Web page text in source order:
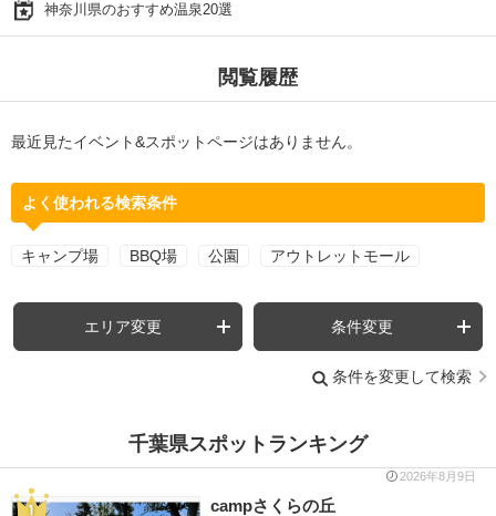
神奈川県のおすすめ温泉20選
閲覧履歴
最近見たイベント&スポットページはありません。
よく使われる検索条件
キャンプ場 BBQ場 公園 アウトレットモール
エリア変更 条件変更
条件を変更して検索
千葉県スポットランキング
2026年8月9日
campさくらの丘